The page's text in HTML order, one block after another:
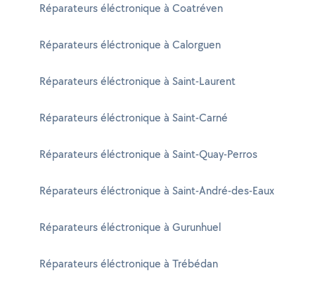
Réparateurs éléctronique à Coatréven
Réparateurs éléctronique à Calorguen
Réparateurs éléctronique à Saint-Laurent
Réparateurs éléctronique à Saint-Carné
Réparateurs éléctronique à Saint-Quay-Perros
Réparateurs éléctronique à Saint-André-des-Eaux
Réparateurs éléctronique à Gurunhuel
Réparateurs éléctronique à Trébédan